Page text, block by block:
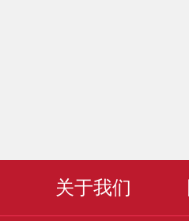
关于我们